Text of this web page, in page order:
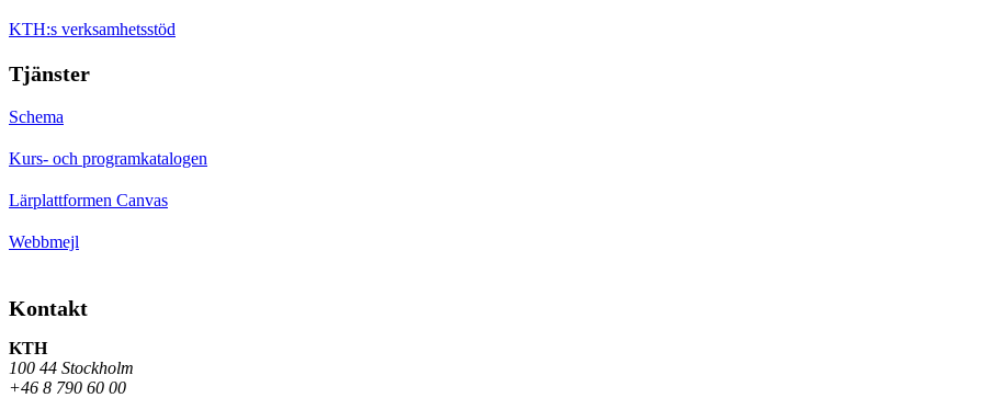
KTH:s verksamhetsstöd
Tjänster
Schema
Kurs- och programkatalogen
Lärplattformen Canvas
Webbmejl
Kontakt
KTH
100 44 Stockholm
+46 8 790 60 00